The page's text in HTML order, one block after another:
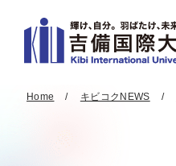
Home キビコクNEWS